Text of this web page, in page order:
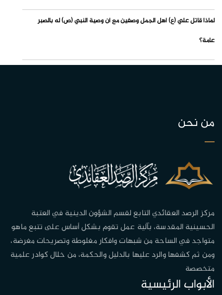
لماذا قاتل علي (ع) أهل الجمل وصفين مع أن وصية النبي (ص) له بالصبر
عامة؟
من نحن
مركز الرصد العقائدي التابع لقسم الشؤون الدينية في العتبة
الحسينية المقدسة، بآلية عمل تقوم بشكل أساس على تتبع ماهو
متواجد في الساحة من شبهات وافكار مغلوطة وتصريحات مغرضة،
ومن ثم كشفها والرد عليها بالدليل والحكمة، من خلال كوادر علمية
متخصصة
الأبواب الرئيسية